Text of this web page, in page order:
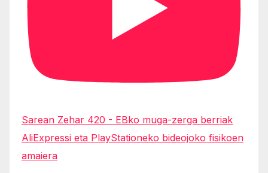
Sarean Zehar 420 - EBko muga-zerga berriak
AliExpressi eta PlayStationeko bideojoko fisikoen
amaiera